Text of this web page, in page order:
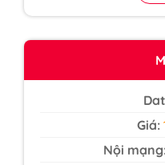
Giá:
Nội